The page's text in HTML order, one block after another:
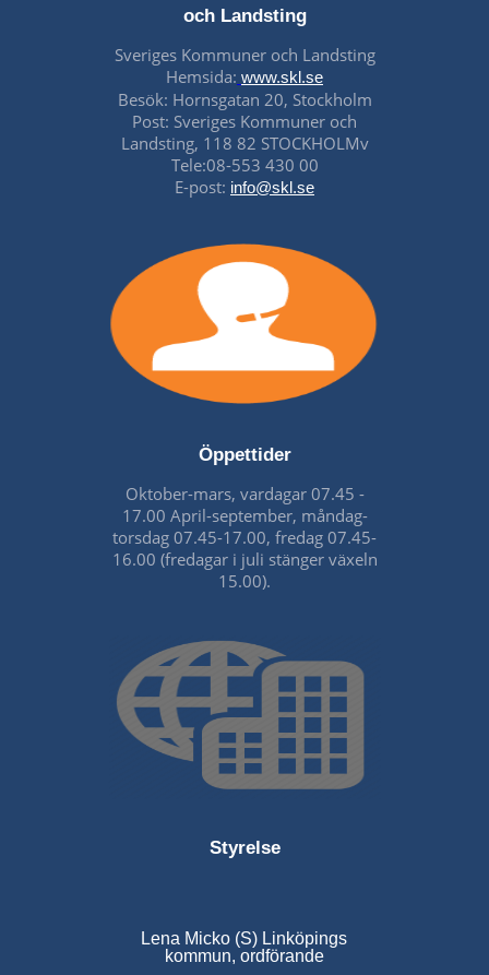
och Landsting
Sveriges Kommuner och Landsting
Hemsida: www.skl.se
Besök: Hornsgatan 20, Stockholm
Post: Sveriges Kommuner och
Landsting, 118 82 STOCKHOLMv
Tele:08-553 430 00
E-post: info@skl.se
Öppettider
Oktober-mars, vardagar 07.45 -
17.00 April-september, måndag-
torsdag 07.45-17.00, fredag 07.45-
16.00 (fredagar i juli stänger växeln
15.00).
Styrelse
Lena Micko (S) Linköpings
kommun, ordförande